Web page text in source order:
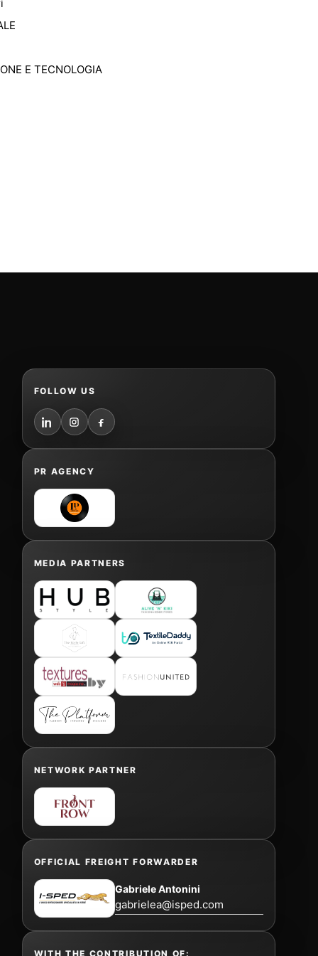
E TECNOLOGIA
FOLLOW US
PR AGENCY
MEDIA PARTNERS
NETWORK PARTNER
OFFICIAL FREIGHT FORWARDER
Gabriele Antonini
gabrielea@isped.com
WITH THE CONTRIBUTION OF: